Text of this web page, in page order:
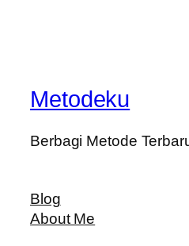
Metodeku
Berbagi Metode
Blog
About Me